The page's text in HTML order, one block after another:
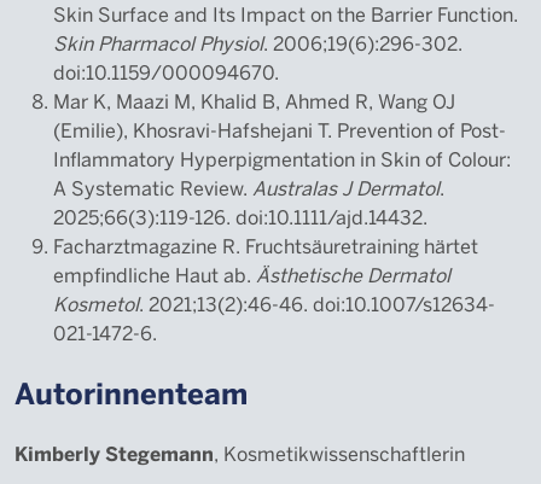
Skin Surface and Its Impact on the Barrier Function.
Skin Pharmacol Physiol. 2006;19(6):296-302.
doi:10.1159/000094670.
Mar K, Maazi M, Khalid B, Ahmed R, Wang OJ
(Emilie), Khosravi‐Hafshejani T. Prevention of Post‐
Inflammatory Hyperpigmentation in Skin of Colour:
A Systematic Review. Australas J Dermatol.
2025;66(3):119-126. doi:10.1111/ajd.14432.
Facharztmagazine R. Fruchtsäuretraining härtet
empfindliche Haut ab. Ästhetische Dermatol
Kosmetol. 2021;13(2):46-46. doi:10.1007/s12634-
021-1472-6.
Autorinnenteam
Kimberly Stegemann, Kosmetikwissenschaftlerin